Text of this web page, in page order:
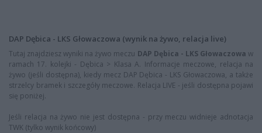
DAP Dębica - LKS Głowaczowa (wynik na żywo, relacja live)
Tutaj znajdziesz wyniki na żywo meczu DAP Dębica - LKS Głowaczowa w
ramach 17. kolejki - Dębica > Klasa A. Informacje meczowe, relacja na
żywo (jeśli dostępna), kiedy mecz DAP Dębica - LKS Głowaczowa, a także
strzelcy bramek i szczegóły meczowe. Relacja LIVE - jeśli dostępna pojawi
się poniżej.
Jeśli relacja na żywo nie jest dostępna - przy meczu widnieje adnotacja
TWK (tylko wynik końcowy)